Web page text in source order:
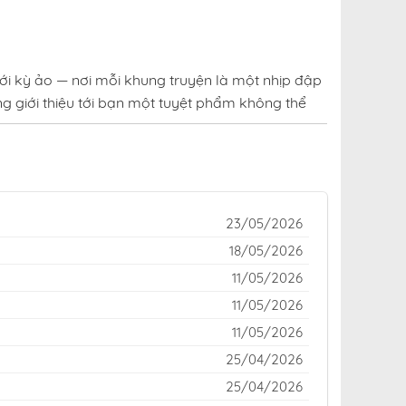
kỳ ảo — nơi mỗi khung truyện là một nhịp đập
giới thiệu tới bạn một tuyệt phẩm không thể
hay kinh dị rợn tóc gáy — đều được cập nhật
truyện Thiên Qua Thư Khố Đại Công Tử tại
23/05/2026
18/05/2026
11/05/2026
11/05/2026
11/05/2026
25/04/2026
25/04/2026